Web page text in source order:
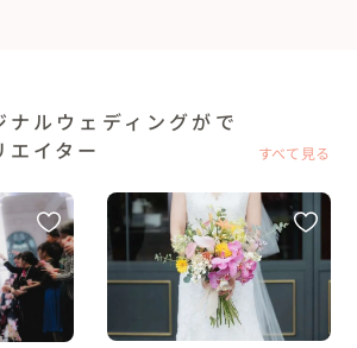
ルウェディングがで
エイター
すべて見る